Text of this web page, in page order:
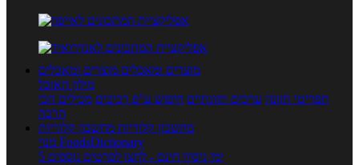
מוצרים ומאכלים מוצרים ומאכלים
מילון האוכל
תפריטי תזונה ערכים תזונתיים חיפוש ע"פ רכיבים מכילים הכי
הרבה
מחשבון קלוריות מחשבון קלוריות
מנוי FoodsDictionary
5 ימי ניסיון חינם - לחצו לפרטים נוספים